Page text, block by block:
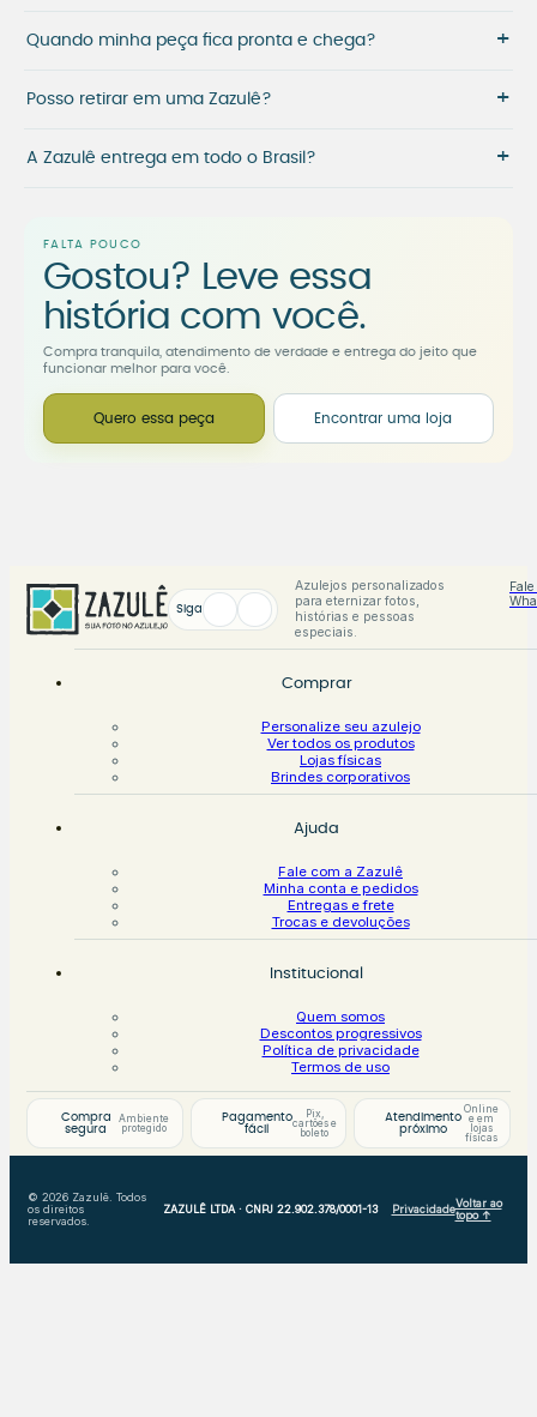
Quando minha peça fica pronta e chega? +
Posso retirar em uma Zazulê? +
A Zazulê entrega em todo o Brasil? +
FALTA POUCO
Gostou? Leve essa
história com você.
Compra tranquila, atendimento de verdade e entrega do jeito que
funcionar melhor para você.
Quero essa peça Encontrar uma loja
Siga
Azulejos personalizados
para eternizar fotos,
histórias e pessoas
especiais.
Comprar
Personalize seu azulejo
Ver todos os produtos
Lojas físicas
Brindes corporativos
Ajuda
Fale com a Zazulê
Minha conta e pedidos
Entregas e frete
Trocas e devoluções
Institucional
Quem somos
Descontos progressivos
Política de privacidade
Termos de uso
Compra
segura
Ambiente
protegido
Pagamento
fácil
Pix,
cartões e
boleto
Atendimento
próximo
Online
e em
lojas
físicas
© 2026 Zazulê. Todos
os direitos
reservados.
ZAZULÊ LTDA · CNPJ 22.902.378/0001-13 PrivacidadeVoltar ao
topo ↑